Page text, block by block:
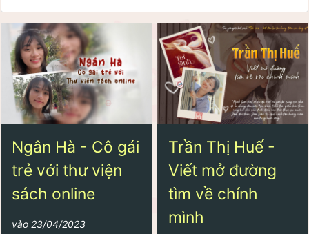
Ngân Hà - Cô gái
trẻ với thư viện
sách online
vào 23/04/2023
Trần Thị Huế -
Viết mở đường
tìm về chính
mình